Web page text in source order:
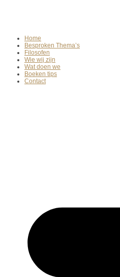
Home
Besproken Thema’s
Filosofen
Wie wij zijn
Wat doen we
Boeken tips
Contact